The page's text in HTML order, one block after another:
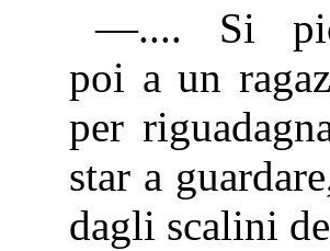
—.... Si
poi a un
per
star a
dagli scalini